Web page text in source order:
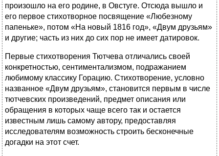
произошло на его родине, в Овстуге. Отсюда вышло и
его первое стихотворное посвящение «Любезному
папеньке», потом «На новый 1816 год», «Двум друзьям»
и другие; часть из них до сих пор не имеет датировок.
Первые стихотворения Тютчева отличались своей
конкретностью, сентиментализмом, подражанием
любимому классику Горацию. Стихотворение, условно
названное «Двум друзьям», становится первым в числе
тютчевских произведений, предмет описания или
обращения в которых чаще всего так и остается
известным лишь самому автору, предоставляя
исследователям возможность строить бесконечные
догадки на этот счет.